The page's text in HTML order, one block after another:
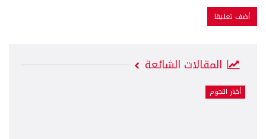
المقالات الشائعة
أخبار النجوم